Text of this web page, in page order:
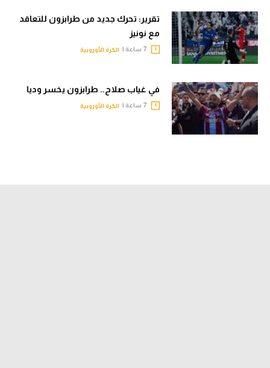
تقرير: تحرك جديد من طرابزون للتعاقد
مع نونيز
الكرة الأوروبية
في غياب صلاح.. طرابزون يخسر وديا
الكرة الأوروبية